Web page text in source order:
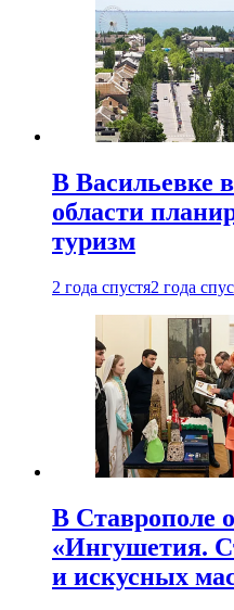
В Васильевке
области
туризм
2 года спустя2 года
В Ставрополе
«Ингушетия.
и искусных